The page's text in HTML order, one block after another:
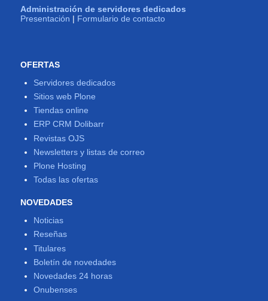
Administración de servidores dedicados
Presentación | Formulario de contacto
OFERTAS
Servidores dedicados
Sitios web Plone
Tiendas online
ERP CRM Dolibarr
Revistas OJS
Newsletters y listas de correo
Plone Hosting
Todas las ofertas
NOVEDADES
Noticias
Reseñas
Titulares
Boletín de novedades
Novedades 24 horas
Onubenses